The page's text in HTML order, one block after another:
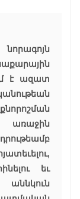
է ազատ
առաջին
եւ